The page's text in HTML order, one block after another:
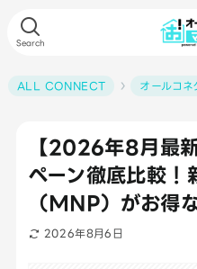
Search
ALL CONNECT オールコネ
【2026年8月最
ペーン徹底比較！
（MNP）がお得
2026年8月6日